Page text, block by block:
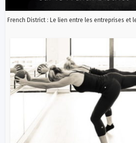
French District : Le lien entre les entreprises et